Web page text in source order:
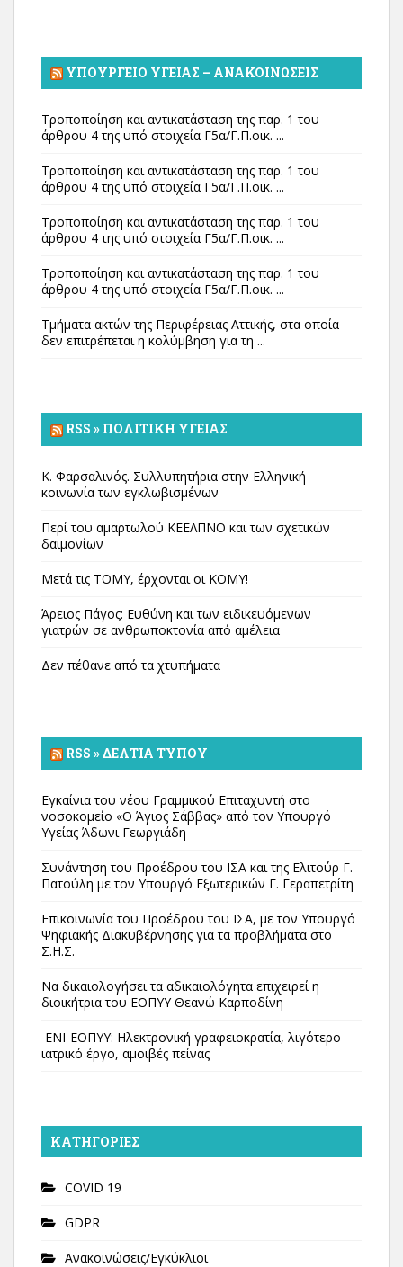
ΥΠΟΥΡΓΕΊΟ ΥΓΕΊΑΣ – ΑΝΑΚΟΙΝΏΣΕΙΣ
Τροποποίηση και αντικατάσταση της παρ. 1 του
άρθρου 4 της υπό στοιχεία Γ5α/Γ.Π.οικ. ...
Τροποποίηση και αντικατάσταση της παρ. 1 του
άρθρου 4 της υπό στοιχεία Γ5α/Γ.Π.οικ. ...
Τροποποίηση και αντικατάσταση της παρ. 1 του
άρθρου 4 της υπό στοιχεία Γ5α/Γ.Π.οικ. ...
Τροποποίηση και αντικατάσταση της παρ. 1 του
άρθρου 4 της υπό στοιχεία Γ5α/Γ.Π.οικ. ...
Τμήματα ακτών της Περιφέρειας Αττικής, στα οποία
δεν επιτρέπεται η κολύμβηση για τη ...
RSS » ΠΟΛΙΤΙΚΉ ΥΓΕΊΑΣ
Κ. Φαρσαλινός. Συλλυπητήρια στην Ελληνική
κοινωνία των εγκλωβισμένων
Περί του αμαρτωλού ΚΕΕΛΠΝΟ και των σχετικών
δαιμονίων
Μετά τις ΤΟΜΥ, έρχονται οι ΚΟΜΥ!
Άρειος Πάγος: Ευθύνη και των ειδικευόμενων
γιατρών σε ανθρωποκτονία από αμέλεια
Δεν πέθανε από τα χτυπήματα
RSS » ΔΕΛΤΊΑ ΤΎΠΟΥ
Εγκαίνια του νέου Γραμμικού Επιταχυντή στο
νοσοκομείο «Ο Άγιος Σάββας» από τον Υπουργό
Υγείας Άδωνι Γεωργιάδη
Συνάντηση του Προέδρου του ΙΣΑ και της Ελιτούρ Γ.
Πατούλη με τον Υπουργό Εξωτερικών Γ. Γεραπετρίτη
Επικοινωνία του Προέδρου του ΙΣΑ, με τον Υπουργό
Ψηφιακής Διακυβέρνησης για τα προβλήματα στο
Σ.Η.Σ.
Να δικαιολογήσει τα αδικαιολόγητα επιχειρεί η
διοικήτρια του ΕΟΠΥΥ Θεανώ Καρποδίνη
ΕΝΙ-ΕΟΠΥΥ: Ηλεκτρονική γραφειοκρατία, λιγότερο
ιατρικό έργο, αμοιβές πείνας
KΑΤΗΓΟΡΊΕΣ
COVID 19
GDPR
Ανακοινώσεις/Εγκύκλιοι